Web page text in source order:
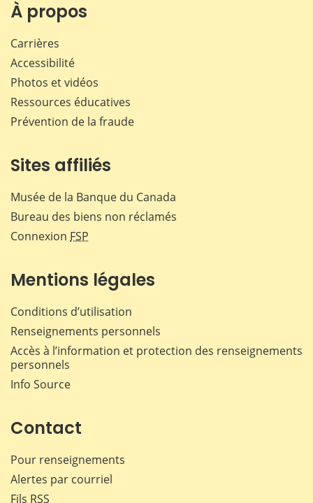
À propos
Carrières
Accessibilité
Photos et vidéos
Ressources éducatives
Prévention de la fraude
Sites affiliés
Musée de la Banque du Canada
Bureau des biens non réclamés
Connexion FSP
Mentions légales
Conditions d’utilisation
Renseignements personnels
Accès à l’information et protection des renseignements
personnels
Info Source
Contact
Pour renseignements
Alertes par courriel
Fils RSS